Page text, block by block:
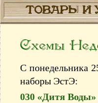
ТОВАРЫ И
Схемы
С понедельника
наборы ЭстЭ:
030 «Дитя Воды»